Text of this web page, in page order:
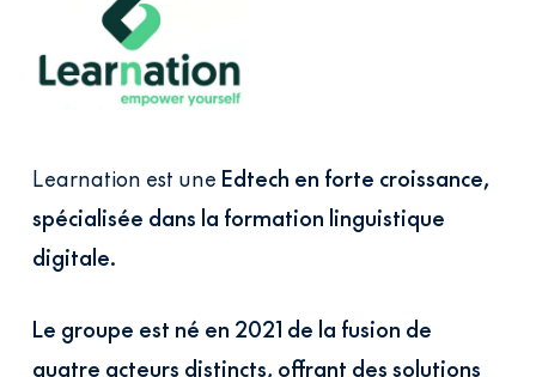
Learnation est une Edtech en forte croissance,
spécialisée dans la formation linguistique
digitale.
Le groupe est né en 2021 de la fusion de
quatre acteurs distincts, offrant des solutions